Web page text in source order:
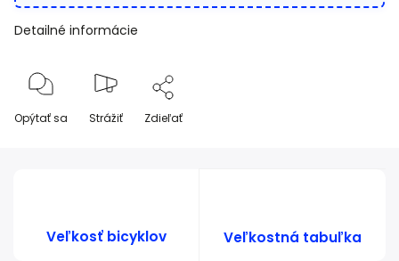
Detailné informácie
Opýtať sa Strážiť Zdieľať
Veľkosť bicyklov Veľkostná tabuľka